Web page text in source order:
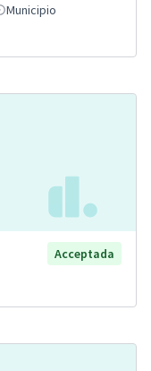
Municipio
Acceptada